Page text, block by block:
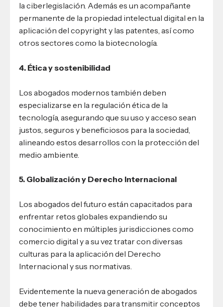
la ciberlegislación. Además es un acompañante
permanente de la propiedad intelectual digital en la
aplicación del copyright y las patentes, así como
otros sectores como la biotecnología.
4. Ética y sostenibilidad
Los abogados modernos también deben
especializarse en la regulación ética de la
tecnología, asegurando que su uso y acceso sean
justos, seguros y beneficiosos para la sociedad,
alineando estos desarrollos con la protección del
medio ambiente.
5. Globalización y Derecho Internacional
Los abogados del futuro están capacitados para
enfrentar retos globales expandiendo su
conocimiento en múltiples jurisdicciones como
comercio digital y a su vez tratar con diversas
culturas para la aplicación del Derecho
Internacional y sus normativas.
Evidentemente la nueva generación de abogados
debe tener habilidades para transmitir conceptos